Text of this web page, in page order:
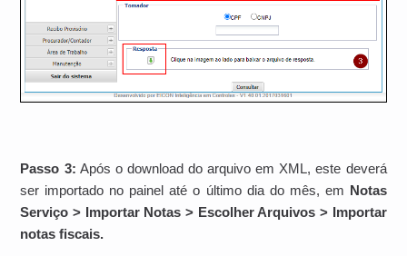
Passo 3: Após o download do arquivo em XML, este deverá
ser importado no painel até o último dia do mês, em Notas
Serviço > Importar Notas > Escolher Arquivos > Importar
notas fiscais.